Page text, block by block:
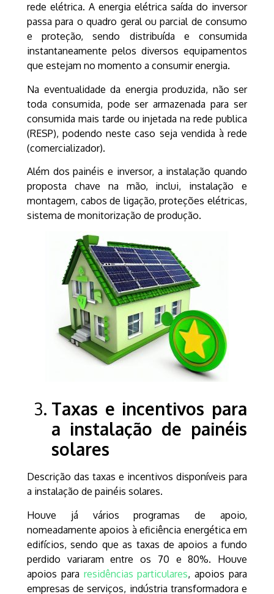
rede elétrica. A energia elétrica saída do inversor
passa para o quadro geral ou parcial de consumo
e proteção, sendo distribuída e consumida
instantaneamente pelos diversos equipamentos
que estejam no momento a consumir energia.
Na eventualidade da energia produzida, não ser
toda consumida, pode ser armazenada para ser
consumida mais tarde ou injetada na rede publica
(RESP), podendo neste caso seja vendida à rede
(comercializador).
Além dos painéis e inversor, a instalação quando
proposta chave na mão, inclui, instalação e
montagem, cabos de ligação, proteções elétricas,
sistema de monitorização de produção.
Taxas e incentivos para
a instalação de painéis
solares
Descrição das taxas e incentivos disponíveis para
a instalação de painéis solares.
Houve já vários programas de apoio,
nomeadamente apoios à eficiência energética em
edifícios, sendo que as taxas de apoios a fundo
perdido variaram entre os 70 e 80%. Houve
apoios para residências particulares, apoios para
empresas de serviços, indústria transformadora e